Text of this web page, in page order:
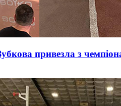
привезла з